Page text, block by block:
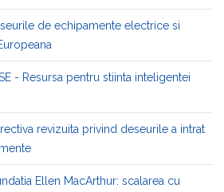
de echipamente electrice si
- Resursa pentru stiinta inteligentei
revizuita privind deseurile a intrat
Ellen MacArthur: scalarea cu